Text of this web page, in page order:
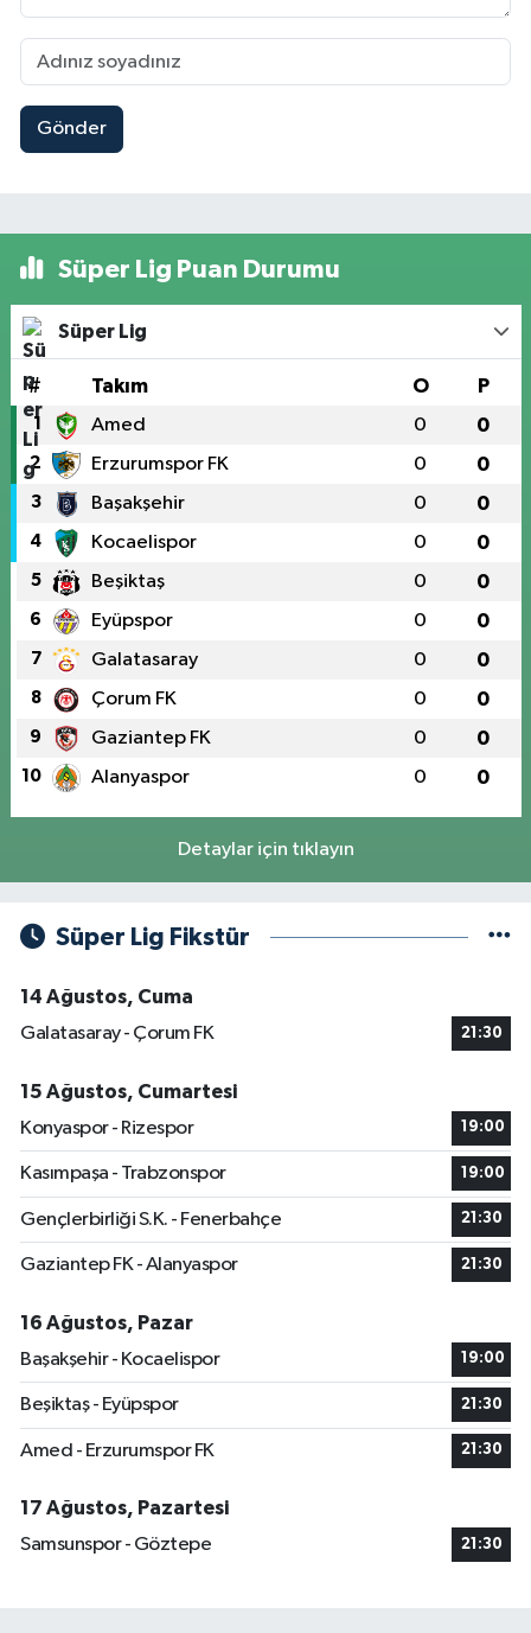
Gönder
Süper Lig Puan Durumu
Süper Lig
# Takım O P
1 Amed 0 0
2 Erzurumspor FK 0 0
3 Başakşehir 0 0
4 Kocaelispor 0 0
5 Beşiktaş 0 0
6 Eyüpspor 0 0
7 Galatasaray 0 0
8 Çorum FK 0 0
9 Gaziantep FK 0 0
10 Alanyaspor 0 0
Detaylar için tıklayın
Süper Lig Fikstür
14 Ağustos, Cuma
Galatasaray - Çorum FK
21:30
15 Ağustos, Cumartesi
Konyaspor - Rizespor
19:00
Kasımpaşa - Trabzonspor 19:00
Gençlerbirliği S.K. - Fenerbahçe 21:30
Gaziantep FK - Alanyaspor 21:30
16 Ağustos, Pazar
Başakşehir - Kocaelispor
19:00
Beşiktaş - Eyüpspor 21:30
Amed - Erzurumspor FK 21:30
17 Ağustos, Pazartesi
Samsunspor - Göztepe
21:30